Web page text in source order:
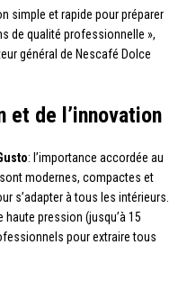
simple et rapide pour préparer
de qualité professionnelle »,
général de Nescafé Dolce
et de l’innovation
: l’importance accordée au
modernes, compactes et
s’adapter à tous les intérieurs.
haute pression (jusqu’à 15
pour extraire tous